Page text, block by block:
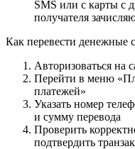
SMS или с карты с
получателя
Как перевести денежные
Авторизоваться на
Перейти в меню
платежей»
Указать номер
и сумму перевода
Проверить
подтвердить